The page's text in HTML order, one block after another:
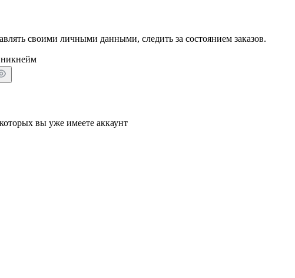
своими личными данными, следить за состоянием заказов.
вы уже имеете аккаунт